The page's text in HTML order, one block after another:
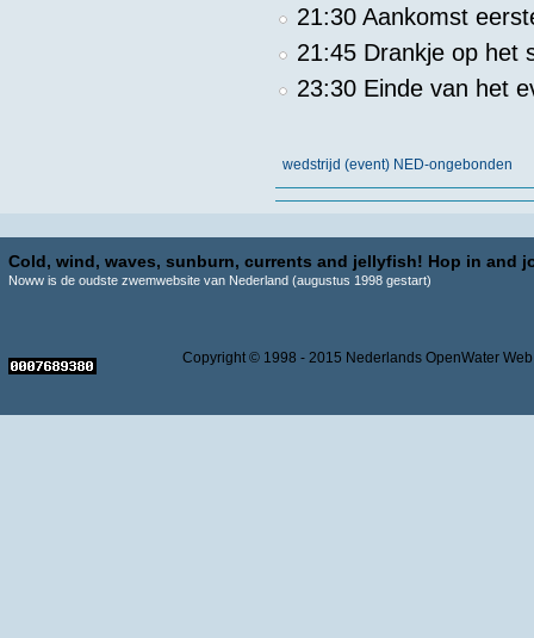
21:30 Aankomst
21:45 Drankje op het
23:30 Einde van het
wedstrijd (event) NED-ongebonden
Cold, wind, waves, sunburn, currents and jellyfish! Hop in and
Noww is de oudste zwemwebsite van Nederland (augustus 1998 gestart)
Copyright © 1998 - 2015 Nederlands OpenWater